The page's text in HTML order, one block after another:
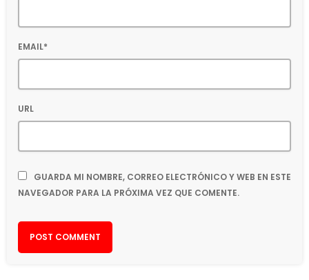
EMAIL*
URL
GUARDA MI NOMBRE, CORREO ELECTRÓNICO Y WEB EN ESTE
NAVEGADOR PARA LA PRÓXIMA VEZ QUE COMENTE.